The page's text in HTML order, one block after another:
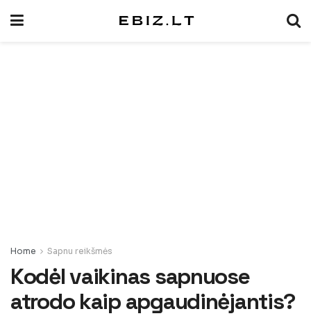
Home Sapnu reikšmės
Kodėl vaikinas sapnuose
atrodo kaip apgaudinėjantis?